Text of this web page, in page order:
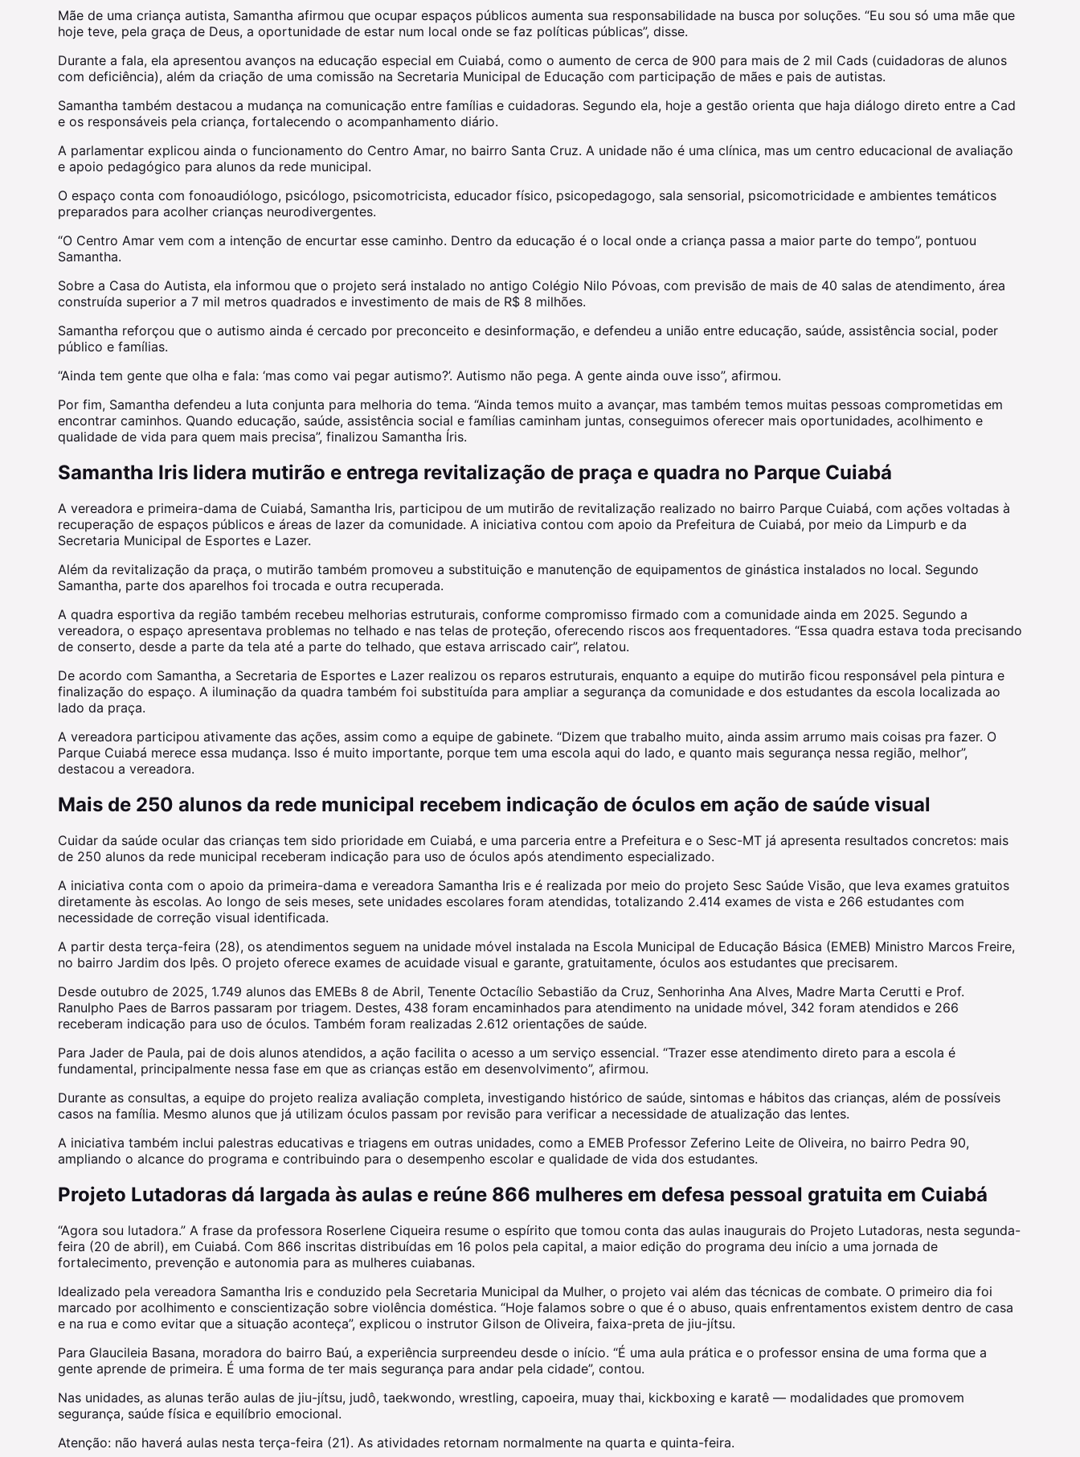
Mãe de uma criança autista, Samantha afirmou que ocupar espaços públicos aumenta sua responsabilidade na busca por soluções. “Eu sou só uma mãe que
hoje teve, pela graça de Deus, a oportunidade de estar num local onde se faz políticas públicas”, disse.
Durante a fala, ela apresentou avanços na educação especial em Cuiabá, como o aumento de cerca de 900 para mais de 2 mil Cads (cuidadoras de alunos
com deficiência), além da criação de uma comissão na Secretaria Municipal de Educação com participação de mães e pais de autistas.
Samantha também destacou a mudança na comunicação entre famílias e cuidadoras. Segundo ela, hoje a gestão orienta que haja diálogo direto entre a Cad
e os responsáveis pela criança, fortalecendo o acompanhamento diário.
A parlamentar explicou ainda o funcionamento do Centro Amar, no bairro Santa Cruz. A unidade não é uma clínica, mas um centro educacional de avaliação
e apoio pedagógico para alunos da rede municipal.
O espaço conta com fonoaudiólogo, psicólogo, psicomotricista, educador físico, psicopedagogo, sala sensorial, psicomotricidade e ambientes temáticos
preparados para acolher crianças neurodivergentes.
“O Centro Amar vem com a intenção de encurtar esse caminho. Dentro da educação é o local onde a criança passa a maior parte do tempo”, pontuou
Samantha.
Sobre a Casa do Autista, ela informou que o projeto será instalado no antigo Colégio Nilo Póvoas, com previsão de mais de 40 salas de atendimento, área
construída superior a 7 mil metros quadrados e investimento de mais de R$ 8 milhões.
Samantha reforçou que o autismo ainda é cercado por preconceito e desinformação, e defendeu a união entre educação, saúde, assistência social, poder
público e famílias.
“Ainda tem gente que olha e fala: ‘mas como vai pegar autismo?’. Autismo não pega. A gente ainda ouve isso”, afirmou.
Por fim, Samantha defendeu a luta conjunta para melhoria do tema. “Ainda temos muito a avançar, mas também temos muitas pessoas comprometidas em
encontrar caminhos. Quando educação, saúde, assistência social e famílias caminham juntas, conseguimos oferecer mais oportunidades, acolhimento e
qualidade de vida para quem mais precisa”, finalizou Samantha Íris.
Samantha Iris lidera mutirão e entrega revitalização de praça e quadra no Parque Cuiabá
A vereadora e primeira-dama de Cuiabá, Samantha Iris, participou de um mutirão de revitalização realizado no bairro Parque Cuiabá, com ações voltadas à
recuperação de espaços públicos e áreas de lazer da comunidade. A iniciativa contou com apoio da Prefeitura de Cuiabá, por meio da Limpurb e da
Secretaria Municipal de Esportes e Lazer.
Além da revitalização da praça, o mutirão também promoveu a substituição e manutenção de equipamentos de ginástica instalados no local. Segundo
Samantha, parte dos aparelhos foi trocada e outra recuperada.
A quadra esportiva da região também recebeu melhorias estruturais, conforme compromisso firmado com a comunidade ainda em 2025. Segundo a
vereadora, o espaço apresentava problemas no telhado e nas telas de proteção, oferecendo riscos aos frequentadores. “Essa quadra estava toda precisando
de conserto, desde a parte da tela até a parte do telhado, que estava arriscado cair”, relatou.
De acordo com Samantha, a Secretaria de Esportes e Lazer realizou os reparos estruturais, enquanto a equipe do mutirão ficou responsável pela pintura e
finalização do espaço. A iluminação da quadra também foi substituída para ampliar a segurança da comunidade e dos estudantes da escola localizada ao
lado da praça.
A vereadora participou ativamente das ações, assim como a equipe de gabinete. “Dizem que trabalho muito, ainda assim arrumo mais coisas pra fazer. O
Parque Cuiabá merece essa mudança. Isso é muito importante, porque tem uma escola aqui do lado, e quanto mais segurança nessa região, melhor”,
destacou a vereadora.
Mais de 250 alunos da rede municipal recebem indicação de óculos em ação de saúde visual
Cuidar da saúde ocular das crianças tem sido prioridade em Cuiabá, e uma parceria entre a Prefeitura e o Sesc-MT já apresenta resultados concretos: mais
de 250 alunos da rede municipal receberam indicação para uso de óculos após atendimento especializado.
A iniciativa conta com o apoio da primeira-dama e vereadora Samantha Iris e é realizada por meio do projeto Sesc Saúde Visão, que leva exames gratuitos
diretamente às escolas. Ao longo de seis meses, sete unidades escolares foram atendidas, totalizando 2.414 exames de vista e 266 estudantes com
necessidade de correção visual identificada.
A partir desta terça-feira (28), os atendimentos seguem na unidade móvel instalada na Escola Municipal de Educação Básica (EMEB) Ministro Marcos Freire,
no bairro Jardim dos Ipês. O projeto oferece exames de acuidade visual e garante, gratuitamente, óculos aos estudantes que precisarem.
Desde outubro de 2025, 1.749 alunos das EMEBs 8 de Abril, Tenente Octacílio Sebastião da Cruz, Senhorinha Ana Alves, Madre Marta Cerutti e Prof.
Ranulpho Paes de Barros passaram por triagem. Destes, 438 foram encaminhados para atendimento na unidade móvel, 342 foram atendidos e 266
receberam indicação para uso de óculos. Também foram realizadas 2.612 orientações de saúde.
Para Jader de Paula, pai de dois alunos atendidos, a ação facilita o acesso a um serviço essencial. “Trazer esse atendimento direto para a escola é
fundamental, principalmente nessa fase em que as crianças estão em desenvolvimento”, afirmou.
Durante as consultas, a equipe do projeto realiza avaliação completa, investigando histórico de saúde, sintomas e hábitos das crianças, além de possíveis
casos na família. Mesmo alunos que já utilizam óculos passam por revisão para verificar a necessidade de atualização das lentes.
A iniciativa também inclui palestras educativas e triagens em outras unidades, como a EMEB Professor Zeferino Leite de Oliveira, no bairro Pedra 90,
ampliando o alcance do programa e contribuindo para o desempenho escolar e qualidade de vida dos estudantes.
Projeto Lutadoras dá largada às aulas e reúne 866 mulheres em defesa pessoal gratuita em Cuiabá
“Agora sou lutadora.” A frase da professora Roserlene Ciqueira resume o espírito que tomou conta das aulas inaugurais do Projeto Lutadoras, nesta segunda-
feira (20 de abril), em Cuiabá. Com 866 inscritas distribuídas em 16 polos pela capital, a maior edição do programa deu início a uma jornada de
fortalecimento, prevenção e autonomia para as mulheres cuiabanas.
Idealizado pela vereadora Samantha Iris e conduzido pela Secretaria Municipal da Mulher, o projeto vai além das técnicas de combate. O primeiro dia foi
marcado por acolhimento e conscientização sobre violência doméstica. “Hoje falamos sobre o que é o abuso, quais enfrentamentos existem dentro de casa
e na rua e como evitar que a situação aconteça”, explicou o instrutor Gilson de Oliveira, faixa-preta de jiu-jítsu.
Para Glaucileia Basana, moradora do bairro Baú, a experiência surpreendeu desde o início. “É uma aula prática e o professor ensina de uma forma que a
gente aprende de primeira. É uma forma de ter mais segurança para andar pela cidade”, contou.
Nas unidades, as alunas terão aulas de jiu-jítsu, judô, taekwondo, wrestling, capoeira, muay thai, kickboxing e karatê — modalidades que promovem
segurança, saúde física e equilíbrio emocional.
Atenção: não haverá aulas nesta terça-feira (21). As atividades retornam normalmente na quarta e quinta-feira.